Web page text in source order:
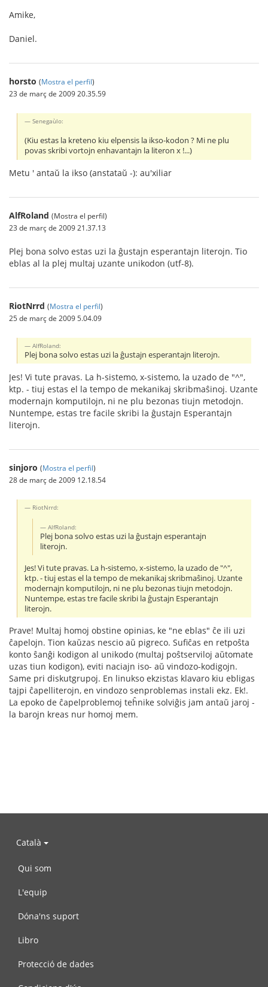
Amike,
Daniel.
horsto (Mostra el perfil)
23 de març de 2009 20.35.59
Senegaùlo:
(Kiu estas la kreteno kiu elpensis la ikso-kodon ? Mi ne plu
povas skribi vortojn enhavantajn la literon x !...)
Metu ' antaŭ la ikso (anstataŭ -): au'xiliar
AlfRoland (Mostra el perfil)
23 de març de 2009 21.37.13
Plej bona solvo estas uzi la ĝustajn esperantajn literojn. Tio
eblas al la plej multaj uzante unikodon (utf-8).
RiotNrrd (Mostra el perfil)
25 de març de 2009 5.04.09
AlfRoland:
Plej bona solvo estas uzi la ĝustajn esperantajn literojn.
Jes! Vi tute pravas. La h-sistemo, x-sistemo, la uzado de "^",
ktp. - tiuj estas el la tempo de mekanikaj skribmaŝinoj. Uzante
modernajn komputilojn, ni ne plu bezonas tiujn metodojn.
Nuntempe, estas tre facile skribi la ĝustajn Esperantajn
literojn.
sinjoro (Mostra el perfil)
28 de març de 2009 12.18.54
RiotNrrd:
AlfRoland:
Plej bona solvo estas uzi la ĝustajn esperantajn
literojn.
Jes! Vi tute pravas. La h-sistemo, x-sistemo, la uzado de "^",
ktp. - tiuj estas el la tempo de mekanikaj skribmaŝinoj. Uzante
modernajn komputilojn, ni ne plu bezonas tiujn metodojn.
Nuntempe, estas tre facile skribi la ĝustajn Esperantajn
literojn.
Prave! Multaj homoj obstine opinias, ke "ne eblas" ĉe ili uzi
ĉapelojn. Tion kaŭzas nescio aŭ pigreco. Sufiĉas en retpoŝta
konto ŝanĝi kodigon al unikodo (multaj poŝtserviloj aŭtomate
uzas tiun kodigon), eviti naciajn iso- aŭ vindozo-kodigojn.
Same pri diskutgrupoj. En linukso ekzistas klavaro kiu ebligas
tajpi ĉapelliterojn, en vindozo senproblemas instali ekz. Ek!.
La epoko de ĉapelproblemoj teĥnike solviĝis jam antaŭ jaroj -
la barojn kreas nur homoj mem.
Català
Qui som
L'equip
Dóna'ns suport
Libro
Protecció de dades